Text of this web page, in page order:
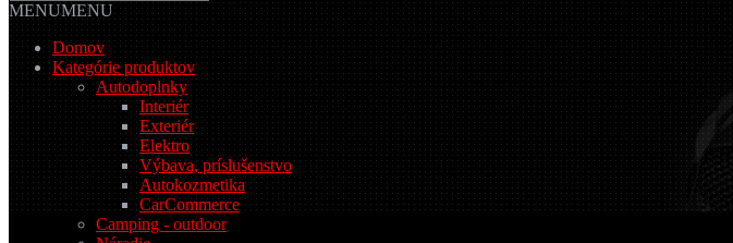
MENUMENU
Domov
Kategórie produktov
Autodoplnky
Interiér
Exteriér
Elektro
Výbava, príslušenstvo
Autokozmetika
CarCommerce
Camping - outdoor